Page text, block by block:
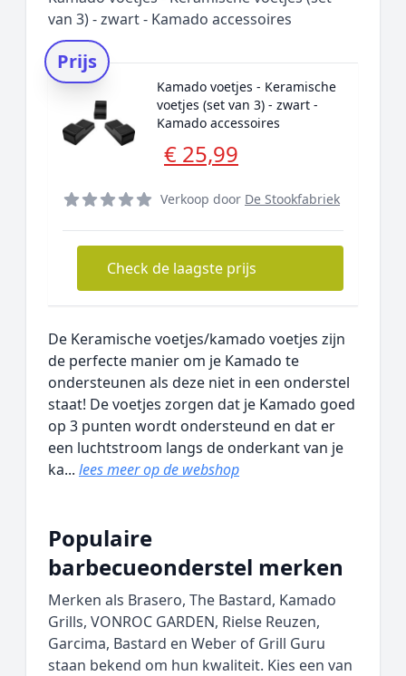
van 3) - zwart - Kamado accessoires
Prijs
Kamado voetjes - Keramische
voetjes (set van 3) - zwart -
Kamado accessoires
€ 25,99
Verkoop door De Stookfabriek
Check de laagste prijs
De Keramische voetjes/kamado voetjes zijn
de perfecte manier om je Kamado te
ondersteunen als deze niet in een onderstel
staat! De voetjes zorgen dat je Kamado goed
op 3 punten wordt ondersteund en dat er
een luchtstroom langs de onderkant van je
ka... lees meer op de webshop
Populaire
barbecueonderstel merken
Merken als Brasero, The Bastard, Kamado
Grills, VONROC GARDEN, Rielse Reuzen,
Garcima, Bastard en Weber of Grill Guru
staan bekend om hun kwaliteit. Kies een van